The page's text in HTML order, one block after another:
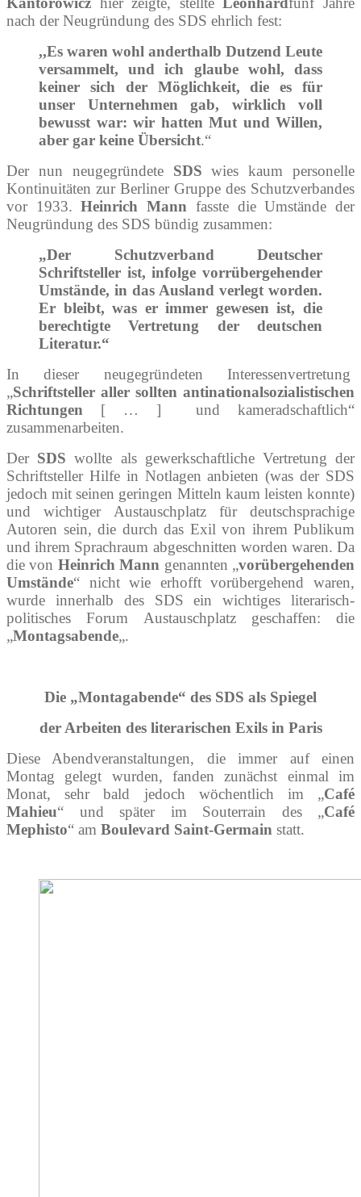
nach der Neugründung des SDS ehrlich fest:
,,Es waren wohl anderthalb Dutzend Leute
versammelt, und ich glaube wohl, dass
keiner sich der Möglichkeit, die es für
unser Unternehmen gab, wirklich voll
bewusst war: wir hatten Mut und Willen,
aber gar keine Übersicht.“
Der nun neugegründete SDS wies kaum personelle
Kontinuitäten zur Berliner Gruppe des Schutzverbandes
vor 1933.Heinrich Mann fasste die Umstände der
Neugründung des SDS bündig zusammen:
„Der Schutzverband Deutscher
Schriftsteller ist, infolge vorrübergehender
Umstände, in das Ausland verlegt worden.
Er bleibt, was er immer gewesen ist, die
berechtigte Vertretung der deutschen
Literatur.“
In dieser neugegründeten Interessenvertretung
„Schriftsteller aller sollten antinationalsozialistischen
Richtungen [ … ] und kameradschaftlich“
zusammenarbeiten.
Der SDS wollte als gewerkschaftliche Vertretung der
Schriftsteller Hilfe in Notlagen anbieten (was der SDS
jedoch mit seinen geringen Mitteln kaum leisten konnte)
und wichtiger Austauschplatz für deutschsprachige
Autoren sein, die durch das Exil von ihrem Publikum
und ihrem Sprachraum abgeschnitten worden waren. Da
die von Heinrich Mann genannten „vorübergehenden
Umstände“ nicht wie erhofft vorübergehend waren,
wurde innerhalb des SDS ein wichtiges literarisch-
politisches Forum Austauschplatz geschaffen: die
„Montagsabende„.
Die „Montagabende“ des SDS als Spiegel
der Arbeiten des literarischen Exils in Paris
Diese Abendveranstaltungen, die immer auf einen
Montag gelegt wurden, fanden zunächst einmal im
Monat, sehr bald jedoch wöchentlich im „Café
Mahieu“ und später im Souterrain des „Café
Mephisto“ am Boulevard Saint-Germain statt.